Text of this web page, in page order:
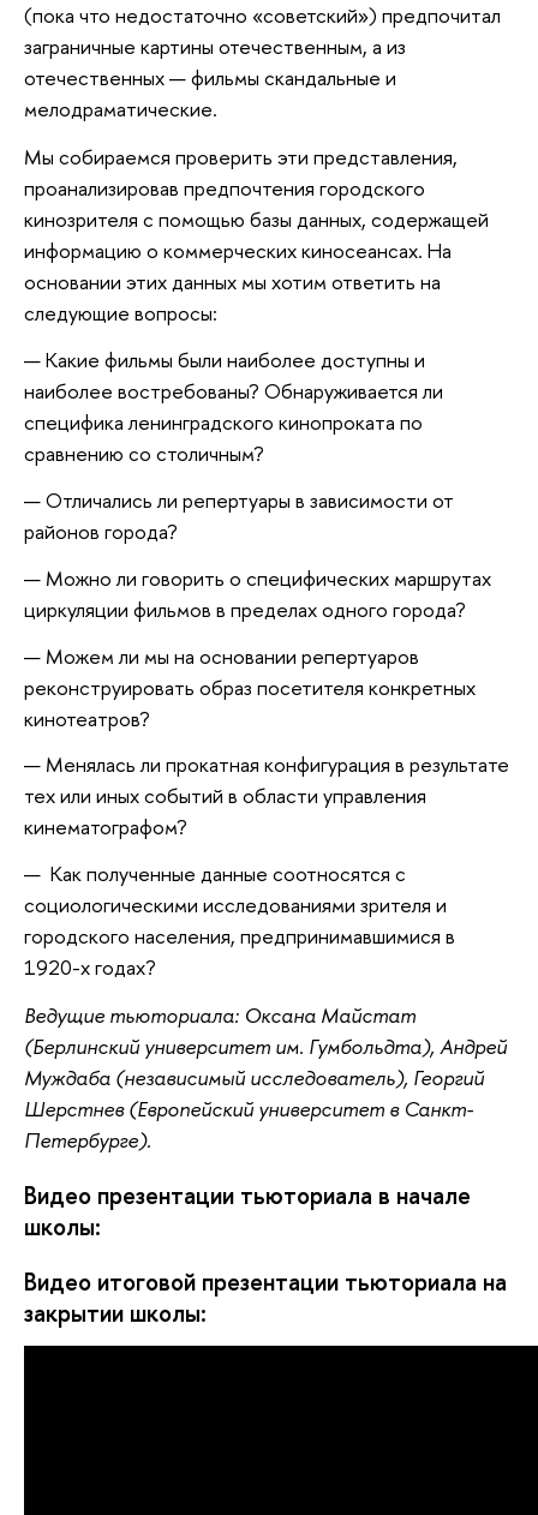
(пока что недостаточно «советский») предпочитал
заграничные картины отечественным, а из
отечественных — фильмы скандальные и
мелодраматические.
Мы собираемся проверить эти представления,
проанализировав предпочтения городского
кинозрителя с помощью базы данных, содержащей
информацию о коммерческих киносеансах. На
основании этих данных мы хотим ответить на
следующие вопросы:
Какие фильмы были наиболее доступны и
наиболее востребованы? Обнаруживается ли
специфика ленинградского кинопроката по
сравнению со столичным?
Отличались ли репертуары в зависимости от
районов города?
Можно ли говорить о специфических маршрутах
циркуляции фильмов в пределах одного города?
Можем ли мы на основании репертуаров
реконструировать образ посетителя конкретных
кинотеатров?
Менялась ли прокатная конфигурация в результате
тех или иных событий в области управления
кинематографом?
Как полученные данные соотносятся с
социологическими исследованиями зрителя и
городского населения, предпринимавшимися в
1920-х годах?
Ведущие тьюториала: Оксана Майстат
(Берлинский университет им. Гумбольдта), Андрей
Муждаба (независимый исследователь), Георгий
Шерстнев (Европейский университет в Санкт-
Петербурге).
Видео презентации тьюториала в начале
школы:
Видео итоговой презентации тьюториала на
закрытии школы: